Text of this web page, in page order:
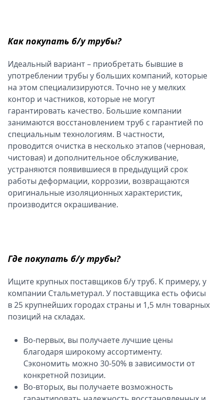
Как покупать б/у трубы?
Идеальный вариант – приобретать бывшие в
употреблении трубы у больших компаний, которые
на этом специализируются. Точно не у мелких
контор и частников, которые не могут
гарантировать качество. Большие компании
занимаются восстановлением труб с гарантией по
специальным технологиям. В частности,
проводится очистка в несколько этапов (черновая,
чистовая) и дополнительное обслуживание,
устраняются появившиеся в предыдущий срок
работы деформации, коррозии, возвращаются
оригинальные изоляционных характеристик,
производится окрашивание.
Где покупать б/у трубы?
Ищите крупных поставщиков б/у труб. К примеру, у
компании Стальметурал. У поставщика есть офисы
в 25 крупнейших городах страны и 1,5 млн товарных
позиций на складах.
Во-первых, вы получаете лучшие цены
благодаря широкому ассортименту.
Сэкономить можно 30-50% в зависимости от
конкретной позиции.
Во-вторых, вы получаете возможность